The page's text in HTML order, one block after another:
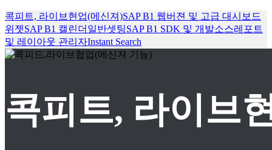
콕피트, 라이브현업(메신져)SAP B1 웹버젼 및 고급 대시보드
위젯SAP B1 캘린더 일반셋팅SAP B1 SDK 및 개발소스레포트
및 레이아웃 관리자Instant Search
콕피트, 라이브